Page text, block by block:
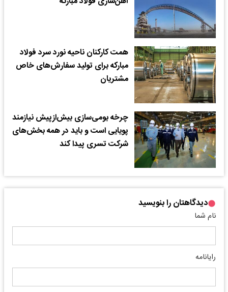
همت کارکنان ناحیه نورد سرد فولاد
مبارکه برای تولید سفارش‌های خاص
مشتریان
چرخه بومی‌سازی بیش‌از‌پیش نیازمند
پویایی است و باید در همه بخش‌های
شرکت تسری پیدا کند
دیدگاهتان را بنویسید
نام شما
رایانامه